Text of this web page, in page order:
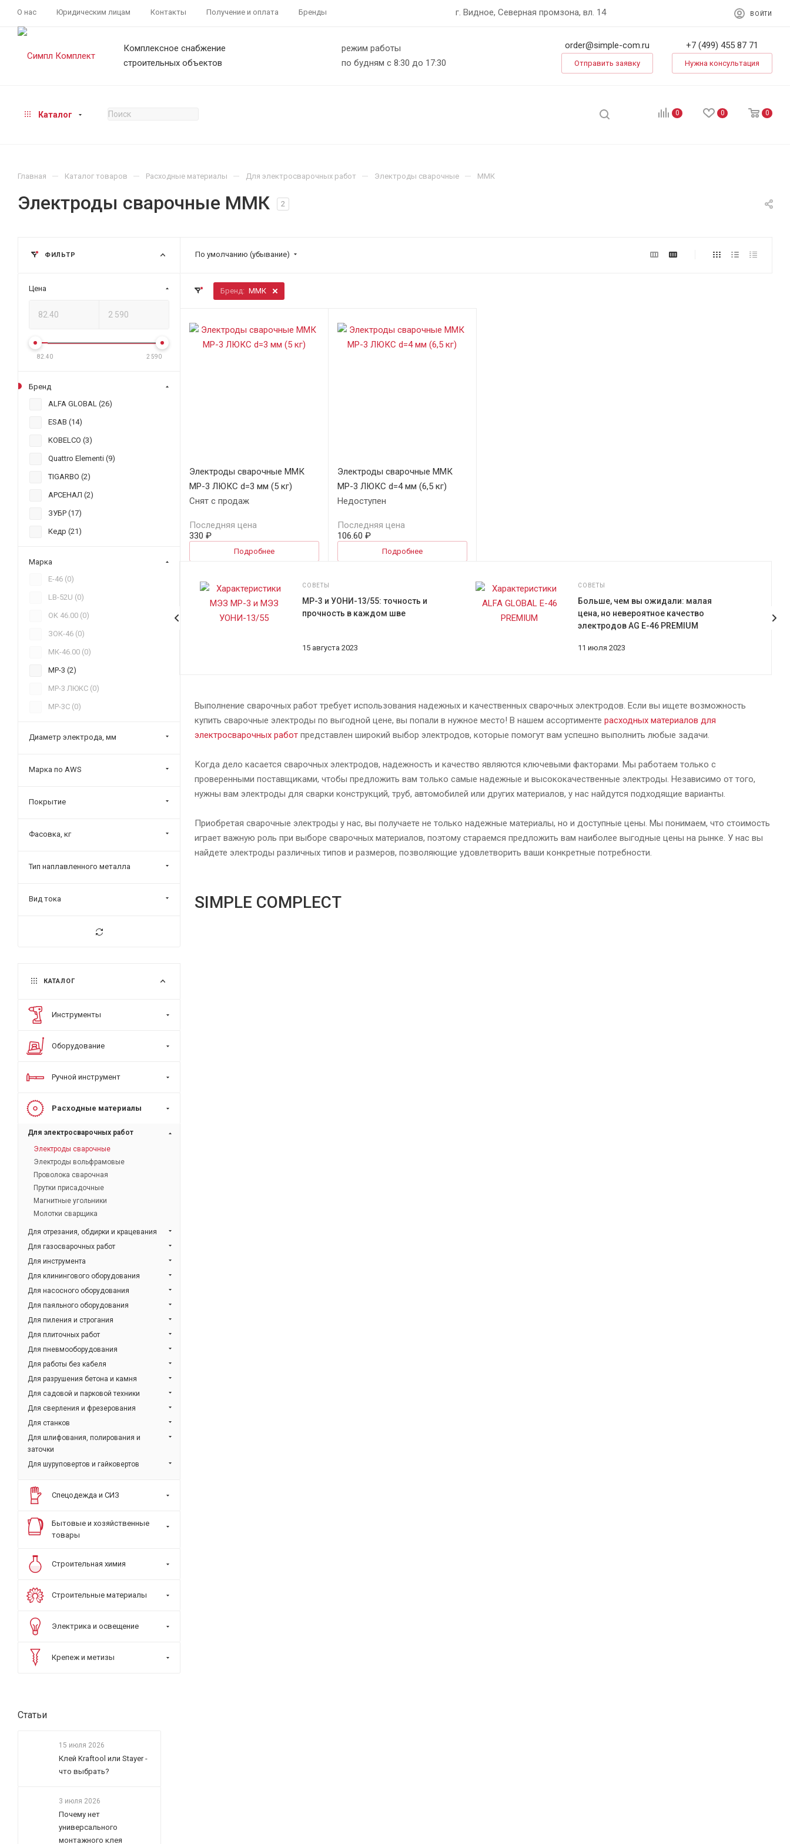
О нас Юридическим лицам Контакты Получение и оплата Бренды г. Видное, Северная промзона, вл. 14 ВОЙТИ
Комплексное снабжение
строительных объектов
режим работы
по будням с 8:30 до 17:30
order@simple-com.ru
Отправить заявку
+7 (499) 455 87 71
Нужна консультация
Каталог 0 0 0
Главная — Каталог товаров — Расходные материалы — Для электросварочных работ — Электроды сварочные — ММК
Электроды сварочные ММК 2
По умолчанию (убывание)
Бренд: ММК
Электроды сварочные ММК
МР-3 ЛЮКС d=3 мм (5 кг)
Снят с продаж
Последняя цена
330 ₽
Подробнее
Электроды сварочные ММК
МР-3 ЛЮКС d=4 мм (6,5 кг)
Недоступен
Последняя цена
106.60 ₽
Подробнее
СОВЕТЫ
15 августа 2023
МР-3 и УОНИ-13/55: точность и
прочность в каждом шве
СОВЕТЫ
11 июля 2023
Больше, чем вы ожидали: малая
цена, но невероятное качество
электродов AG E-46 PREMIUM
Выполнение сварочных работ требует использования надежных и качественных сварочных электродов. Если вы ищете возможность
купить сварочные электроды по выгодной цене, вы попали в нужное место! В нашем ассортименте расходных материалов для
электросварочных работ представлен широкий выбор электродов, которые помогут вам успешно выполнить любые задачи.
Когда дело касается сварочных электродов, надежность и качество являются ключевыми факторами. Мы работаем только с
проверенными поставщиками, чтобы предложить вам только самые надежные и высококачественные электроды. Независимо от того,
нужны вам электроды для сварки конструкций, труб, автомобилей или других материалов, у нас найдутся подходящие варианты.
Приобретая сварочные электроды у нас, вы получаете не только надежные материалы, но и доступные цены. Мы понимаем, что стоимость
играет важную роль при выборе сварочных материалов, поэтому стараемся предложить вам наиболее выгодные цены на рынке. У нас вы
найдете электроды различных типов и размеров, позволяющие удовлетворить ваши конкретные потребности.
SIMPLE COMPLECT
ФИЛЬТР
Цена
82.40 2 590
Бренд
ALFA GLOBAL (26)
ESAB (14)
KOBELCO (3)
Quattro Elementi (9)
TIGARBO (2)
АРСЕНАЛ (2)
ЗУБР (17)
Кедр (21)
МЭЗ ( 27
РЕСАНТА (
СпецЭлектрод (
Марка
E-46 (0)
LB-52U (0)
OK 46.00 (0)
ЗОК-46 (0)
МК-46.00 (0)
МР-3 (2)
МР-3 ЛЮКС (0)
МР-3С (0)
ОЗЛ-8 (
УОНИИ-13/55 (
Диаметр электрода, мм
Марка по AWS
Покрытие
Фасовка, кг
Тип наплавленного металла
Вид тока
КАТАЛОГ
Инструменты
Оборудование
Ручной инструмент
Расходные материалы
Для электросварочных работ
Электроды сварочные
Электроды вольфрамовые
Проволока сварочная
Прутки присадочные
Магнитные угольники
Молотки сварщика
Для отрезания, обдирки и крацевания
Для газосварочных работ
Для инструмента
Для клинингового оборудования
Для насосного оборудования
Для паяльного оборудования
Для пиления и строгания
Для плиточных работ
Для пневмооборудования
Для работы без кабеля
Для разрушения бетона и камня
Для садовой и парковой техники
Для сверления и фрезерования
Для станков
Для шлифования, полирования и
заточки
Для шуруповертов и гайковертов
Спецодежда и СИЗ
Бытовые и хозяйственные
товары
Строительная химия
Строительные материалы
Электрика и освещение
Крепеж и метизы
Статьи
15 июля 2026
Клей Kraftool или Stayer -
что выбрать?
3 июля 2026
Почему нет
универсального
монтажного клея